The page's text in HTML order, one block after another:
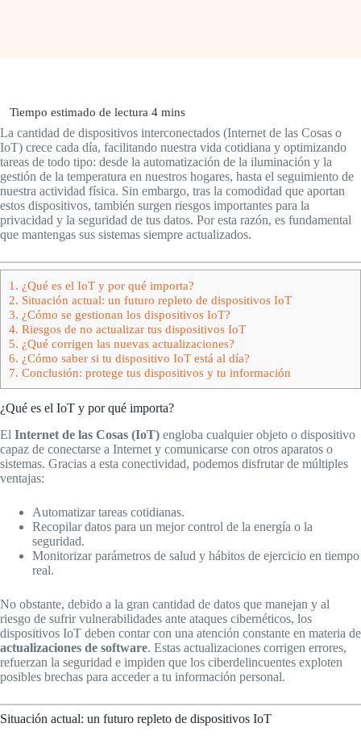
La cantidad de dispositivos interconectados (Internet de las Cosas o
IoT) crece cada día, facilitando nuestra vida cotidiana y optimizando
tareas de todo tipo: desde la automatización de la iluminación y la
gestión de la temperatura en nuestros hogares, hasta el seguimiento de
nuestra actividad física. Sin embargo, tras la comodidad que aportan
estos dispositivos, también surgen riesgos importantes para la
privacidad y la seguridad de tus datos. Por esta razón, es fundamental
que mantengas sus sistemas siempre actualizados.
1. ¿Qué es el IoT y por qué importa?
2. Situación actual: un futuro repleto de dispositivos IoT
3. ¿Cómo se gestionan los dispositivos IoT?
4. Riesgos de no actualizar tus dispositivos IoT
5. ¿Qué corrigen las nuevas actualizaciones?
6. ¿Cómo saber si tu dispositivo IoT está al día?
7. Conclusión: protege tus dispositivos y tu información
¿Qué es el IoT y por qué importa?
El Internet de las Cosas (IoT) engloba cualquier objeto o dispositivo
capaz de conectarse a Internet y comunicarse con otros aparatos o
sistemas. Gracias a esta conectividad, podemos disfrutar de múltiples
ventajas:
Automatizar tareas cotidianas.
Recopilar datos para un mejor control de la energía o la
seguridad.
Monitorizar parámetros de salud y hábitos de ejercicio en tiempo
real.
No obstante, debido a la gran cantidad de datos que manejan y al
riesgo de sufrir vulnerabilidades ante ataques cibernéticos, los
dispositivos IoT deben contar con una atención constante en materia de
actualizaciones de software. Estas actualizaciones corrigen errores,
refuerzan la seguridad e impiden que los ciberdelincuentes exploten
posibles brechas para acceder a tu información personal.
Situación actual: un futuro repleto de dispositivos IoT